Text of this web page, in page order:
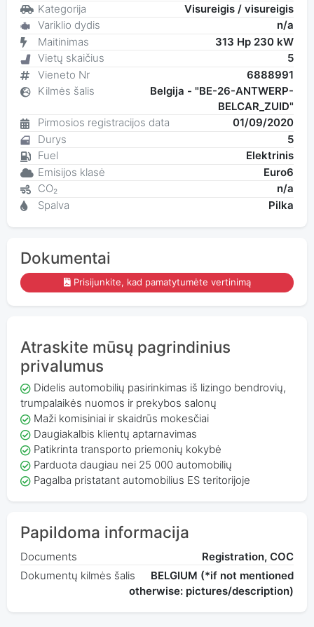
Kategorija
Visureigis / visureigis
Variklio dydis
n/a
Maitinimas
313 Hp 230 kW
Vietų skaičius
5
Vieneto Nr
6888991
Kilmės šalis
Belgija - "BE-26-ANTWERP-
BELCAR_ZUID"
Pirmosios registracijos data
01/09/2020
Durys
5
Fuel
Elektrinis
Emisijos klasė
Euro6
CO₂
n/a
Spalva
Pilka
Dokumentai
Prisijunkite, kad pamatytumėte vertinimą
Atraskite mūsų pagrindinius
privalumus
Didelis automobilių pasirinkimas iš lizingo bendrovių,
trumpalaikės nuomos ir prekybos salonų
Maži komisiniai ir skaidrūs mokesčiai
Daugiakalbis klientų aptarnavimas
Patikrinta transporto priemonių kokybė
Parduota daugiau nei 25 000 automobilių
Pagalba pristatant automobilius ES teritorijoje
Papildoma informacija
Documents
Registration, COC
Dokumentų kilmės šalis
BELGIUM (*if not mentioned
otherwise: pictures/description)